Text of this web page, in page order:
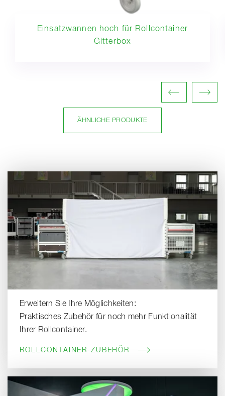
Einsatzwannen hoch für Rollcontainer
Gitterbox
ÄHNLICHE PRODUKTE
Erweitern Sie Ihre Möglichkeiten:
Praktisches Zubehör für noch mehr Funktionalität
Ihrer Rollcontainer.
ROLLCONTAINER-ZUBEHÖR